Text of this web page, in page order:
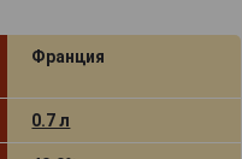
Франция
0.7 л